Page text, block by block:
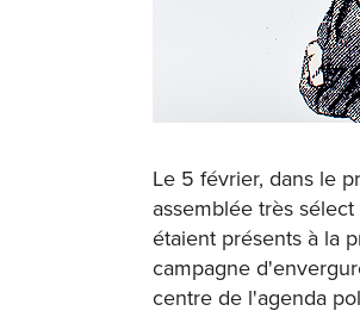
Le 5 février, dans le
assemblée très
étaient présents à la
campagne
centre de l'agenda